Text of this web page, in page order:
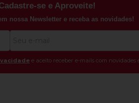
se e Aproveite!
nossa Newsletter e receba as novidades!
e aceito receber e-mails com novidades